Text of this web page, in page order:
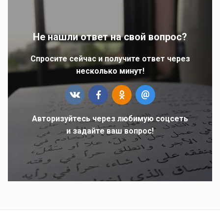
Не нашли ответ на свой вопрос?
Спросите сейчас и получите ответ через
несколько минут!
Авторизуйтесь через любимую соцсеть
и задайте ваш вопрос!